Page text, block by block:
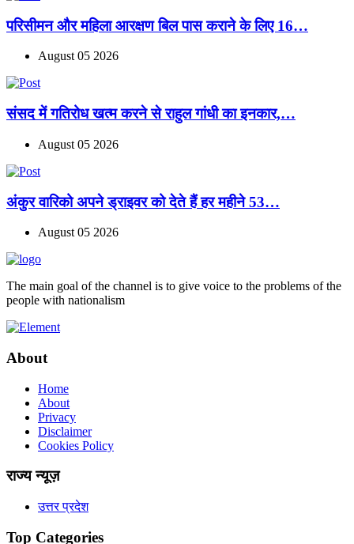
परिसीमन और महिला आरक्षण बिल पास कराने के लिए 16…
August 05 2026
संसद में गतिरोध खत्म करने से राहुल गांधी का इनकार,…
August 05 2026
अंकुर वारिको अपने ड्राइवर को देते हैं हर महीने 53…
August 05 2026
The main goal of the channel is to give voice to the problems of the
people with nationalism
About
Home
About
Privacy
Disclaimer
Cookies Policy
राज्य न्यूज़
उत्तर प्रदेश
Top Categories